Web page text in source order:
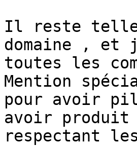
Il reste
domaine , et
toutes les
Mention
pour avoir
avoir produit
respectant